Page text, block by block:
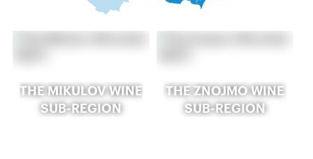
THE MIKULOV WINE
SUB-REGION
THE ZNOJMO WINE
SUB-REGION